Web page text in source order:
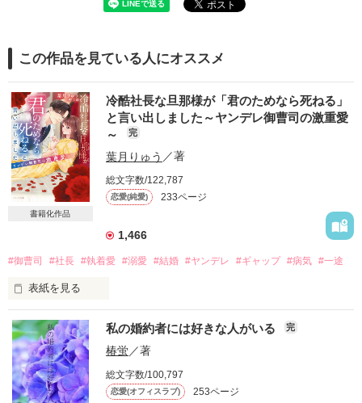
この作品を見ている人にオススメ
書籍化作品
冷酷社長な旦那様が「君のためなら死ねる」
と言い出しました～ヤンデレ御曹司の激重愛
～
完
葉月りゅう ／著
総文字数/122,787
恋愛(純愛) 233ページ
1,466
#御曹司 #社長 #執着愛 #溺愛 #結婚 #ヤンデレ #ギャップ #病気 #一途
表紙を見る
仕事中はにこりともしない彼だけれど
実は私に激重感情を抱いているようで……
私の行動から好みに至るまで完璧に把握し
私の婚約者には好きな人がいる 完
椿蛍／著
総文字数/100,797
恋愛(オフィスラブ) 253ページ